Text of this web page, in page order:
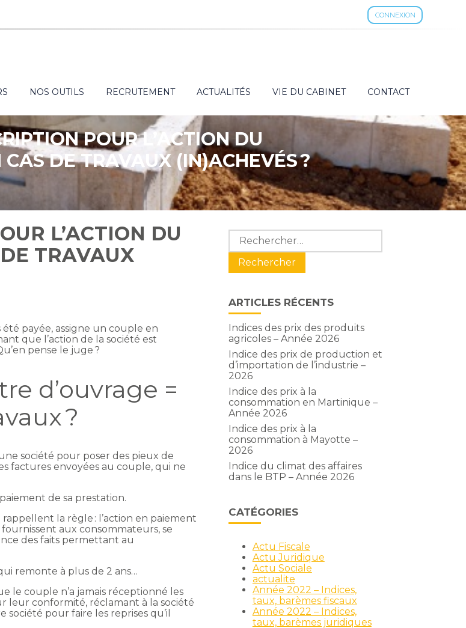
CONNEXION
NOS OUTILS RECRUTEMENT ACTUALITÉS VIE DU CABINET CONTACT
POUR L’ACTION DU
DE TRAVAUX (IN)ACHEVÉS ?
L’ACTION DU
TRAVAUX
été payée, assigne un couple en
que l’action de la société est
pense le juge ?
d’ouvrage =
?
société pour poser des pieux de
factures envoyées au couple, qui ne
de sa prestation.
la règle : l’action en paiement
fournissent aux consommateurs, se
des faits permettant au
remonte à plus de 2 ans…
le couple n’a jamais réceptionné les
leur conformité, réclamant à la société
pour faire les reprises qu’il
Blog
sidebar
Rechercher :
ARTICLES RÉCENTS
Indices des prix des produits
agricoles – Année 2026
Indice des prix de production et
d’importation de l’industrie –
2026
Indice des prix à la
consommation en Martinique –
Année 2026
Indice des prix à la
consommation à Mayotte –
2026
Indice du climat des affaires
dans le BTP – Année 2026
CATÉGORIES
Actu Fiscale
Actu Juridique
Actu Sociale
actualite
Année 2022 – Indices,
taux, barèmes fiscaux
Année 2022 – Indices,
taux, barèmes juridiques